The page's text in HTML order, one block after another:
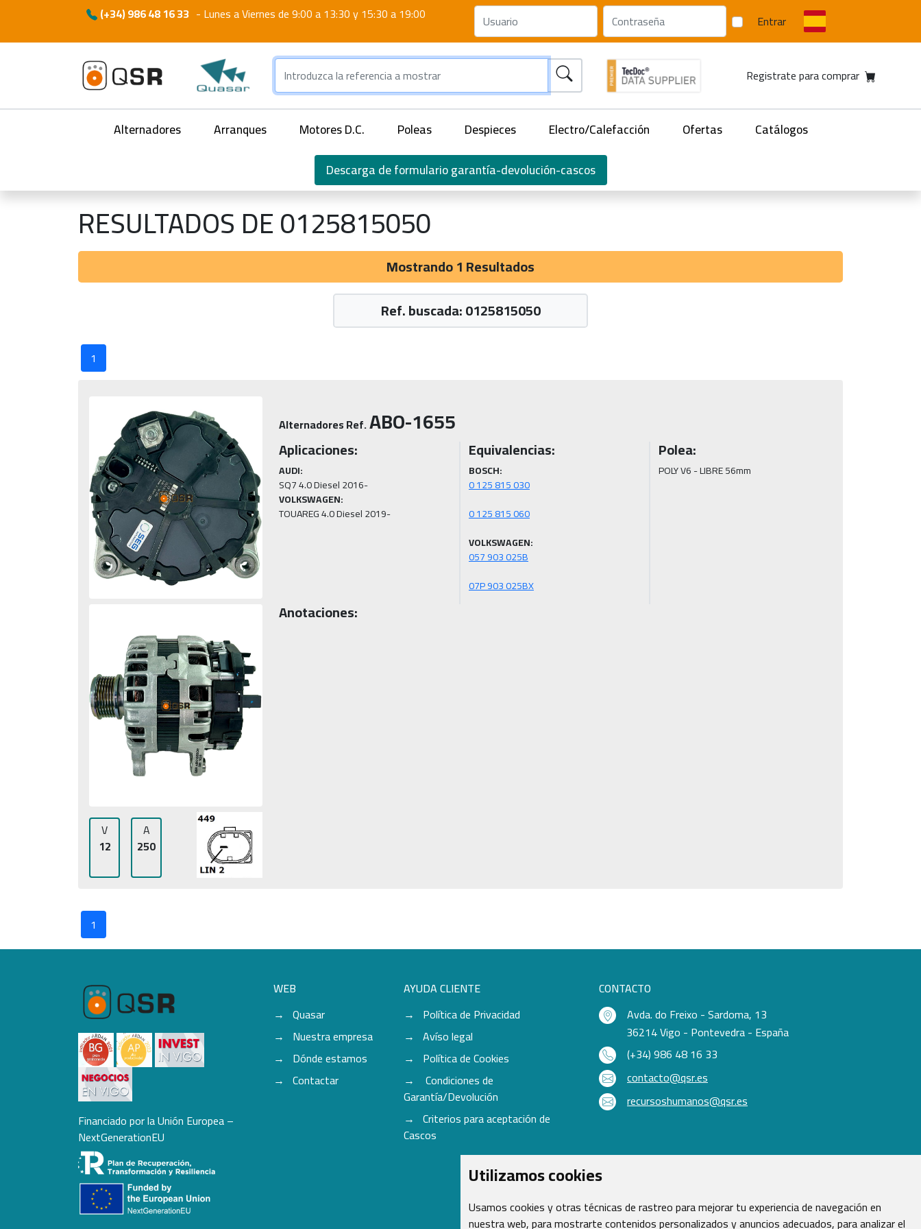
Utilizamos cookies
Usamos cookies y otras técnicas de rastreo para mejorar tu experiencia de navegación en
nuestra web, para mostrarte contenidos personalizados y anuncios adecuados, para analizar el
(+34) 986 48 16 33 - Lunes a Viernes de 9:00 a 13:30 y 15:30 a 19:00 Entrar
Registrate para comprar
Alternadores Arranques Motores D.C. Poleas Despieces Electro/Calefacción Ofertas
Catálogos
Descarga de formulario garantía-devolución-cascos
RESULTADOS DE 0125815050
Mostrando 1 Resultados
Ref. buscada: 0125815050
1
V
12
A
250
Alternadores Ref.ABO-1655
Aplicaciones:
AUDI:
VOLKSWAGEN:
Equivalencias:
BOSCH:
0 125 815 030
0 125 815 060
VOLKSWAGEN:
057 903 025B
07P 903 025BX
Polea:
POLY V6 - LIBRE 56mm
Anotaciones:
1
Financiado por la Unión Europea –
NextGenerationEU
WEB
Quasar
Nuestra empresa
Dónde estamos
Contactar
AYUDA CLIENTE
Política de Privacidad
Avíso legal
Política de Cookies
Condiciones de
Garantía/Devolución
Criterios para aceptación de
Cascos
CONTACTO
Avda. do Freixo - Sardoma, 13
36214 Vigo - Pontevedra - España
(+34) 986 48 16 33
contacto@qsr.es
recursoshumanos@qsr.es